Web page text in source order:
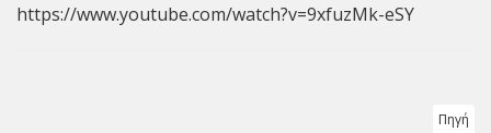
https://www.youtube.com/watch?v=9xfuzMk-eSY
Πηγή